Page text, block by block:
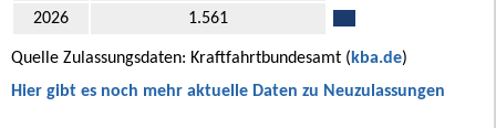
2026
1.561
Quelle Zulassungsdaten: Kraftfahrtbundesamt (kba.de)
Hier gibt es noch mehr aktuelle Daten zu Neuzulassungen